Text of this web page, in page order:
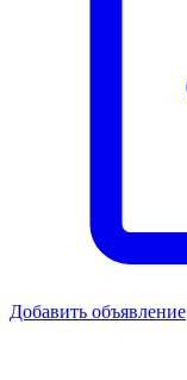
Добавить объявление